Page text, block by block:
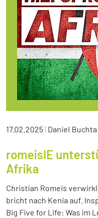
17.02.2025| Daniel Buchta
romeisIE
Afrika
Christian Romeis
bricht nach Kenia auf.
Big Five for Life: Was im